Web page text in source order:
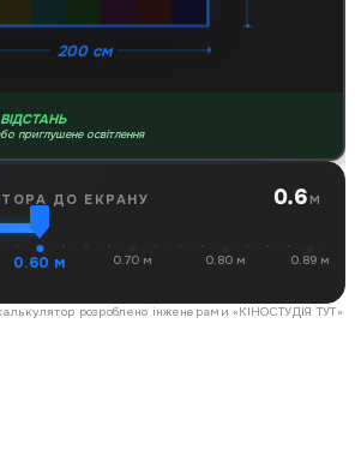
200 см
приглушене освітлення
ДО ЕКРАНУ 0.6м
0.60 м 0.70 м 0.80 м 0.89 м
розроблено інженерами «КІНОСТУДІЯ ТУТ»